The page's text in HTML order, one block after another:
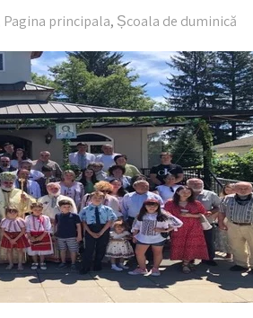
Pagina principala, Școala de duminică